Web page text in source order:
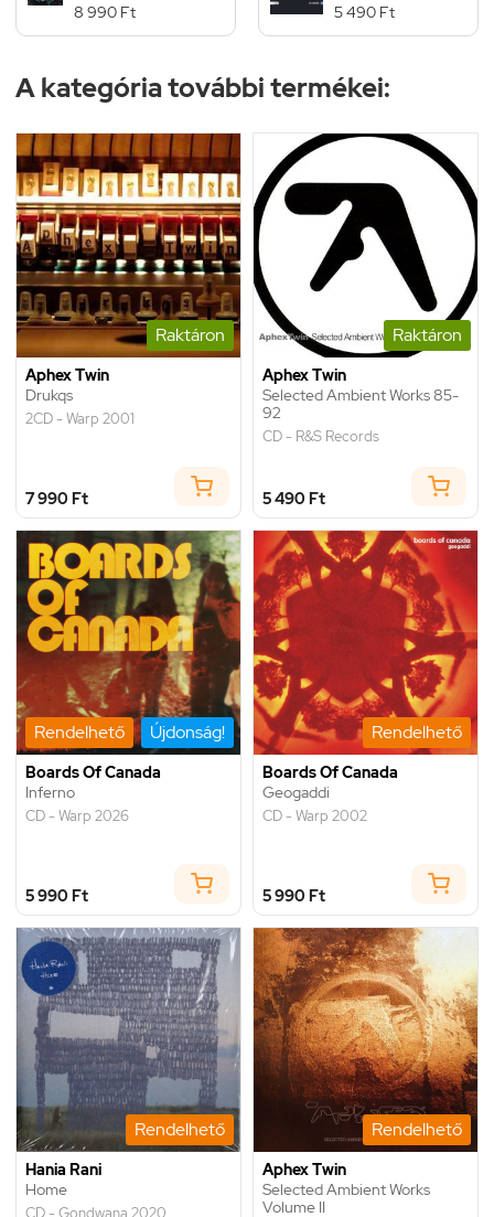
8 990 Ft
5 490 Ft
A kategória további termékei:
Raktáron
Aphex Twin
Drukqs
2CD - Warp 2001
7 990 Ft
Raktáron
Aphex Twin
Selected Ambient Works 85-
92
CD - R&S Records
5 490 Ft
Rendelhető Újdonság!
Boards Of Canada
Inferno
CD - Warp 2026
5 990 Ft
Rendelhető
Boards Of Canada
Geogaddi
CD - Warp 2002
5 990 Ft
Rendelhető
Hania Rani
Home
CD - Gondwana 2020
Rendelhető
Aphex Twin
Selected Ambient Works
Volume II